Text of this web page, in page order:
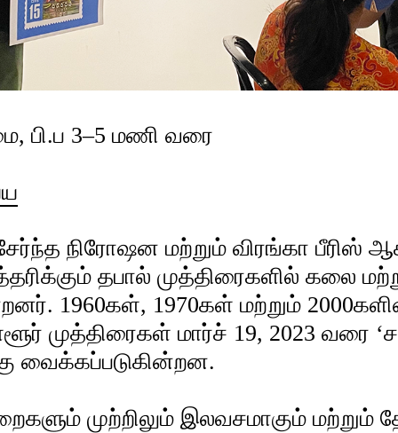
பி.ப 3–5 மணி வரை
நிரோஷன மற்றும் விரங்கா பீரிஸ்
தபால் முத்திரைகளில் கலை
1960கள், 1970கள் மற்றும் 2000களின்
முத்திரைகள் மார்ச் 19, 2023 வரை
வைக்கப்படுகின்றன.
முற்றிலும் இலவசமாகும்